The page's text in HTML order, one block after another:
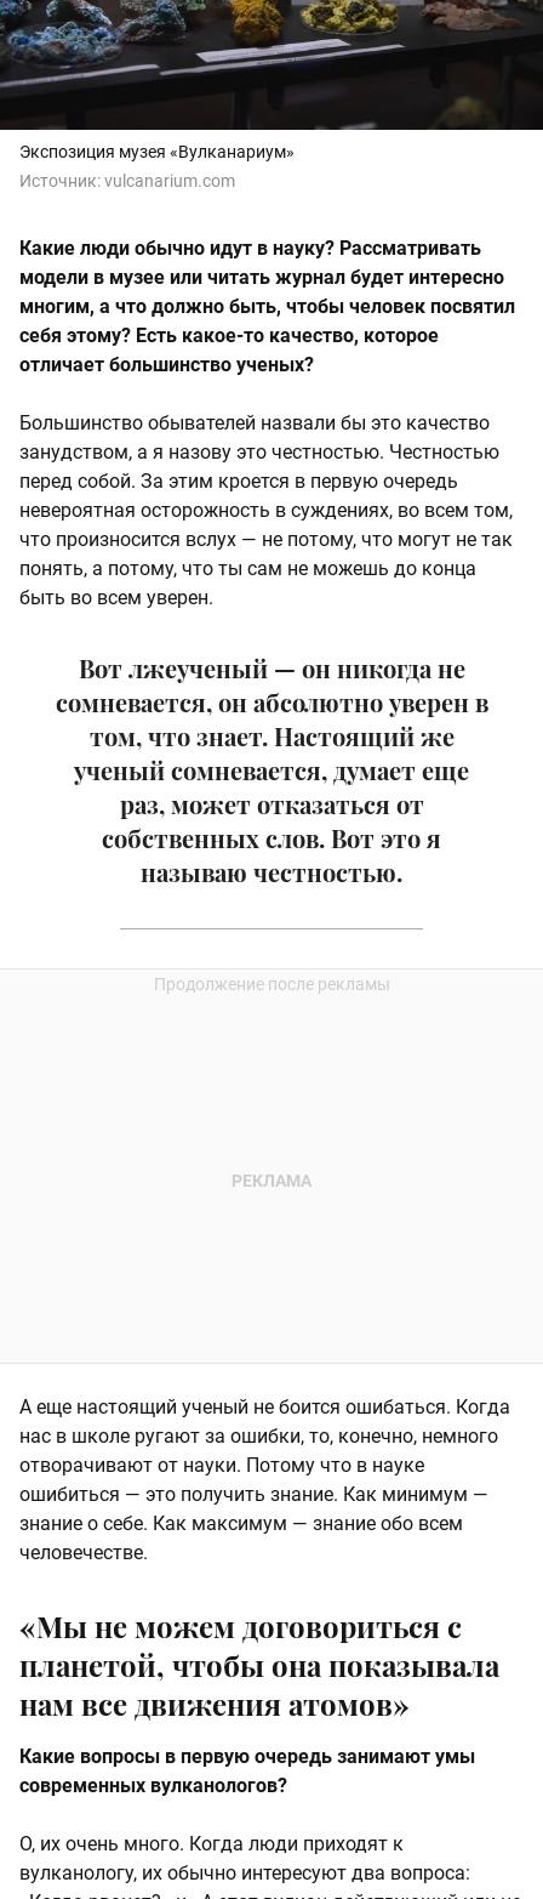
Экспозиция музея «Вулканариум»
Источник:vulcanarium.com
Какие люди обычно идут в науку? Рассматривать
модели в музее или читать журнал будет интересно
многим, а что должно быть, чтобы человек посвятил
себя этому? Есть какое-то качество, которое
отличает большинство ученых?
Большинство обывателей назвали бы это качество
занудством, а я назову это честностью. Честностью
перед собой. За этим кроется в первую очередь
невероятная осторожность в суждениях, во всем том,
что произносится вслух — не потому, что могут не так
понять, а потому, что ты сам не можешь до конца
быть во всем уверен.
Вот лжеученый — он никогда не
сомневается, он абсолютно уверен в
том, что знает. Настоящий же
ученый сомневается, думает еще
раз, может отказаться от
собственных слов. Вот это я
называю честностью.
А еще настоящий ученый не боится ошибаться. Когда
нас в школе ругают за ошибки, то, конечно, немного
отворачивают от науки. Потому что в науке
ошибиться — это получить знание. Как минимум —
знание о себе. Как максимум — знание обо всем
человечестве.
«Мы не можем договориться с
планетой, чтобы она показывала
нам все движения атомов»
Какие вопросы в первую очередь занимают умы
современных вулканологов?
О, их очень много. Когда люди приходят к
вулканологу, их обычно интересуют два вопроса: